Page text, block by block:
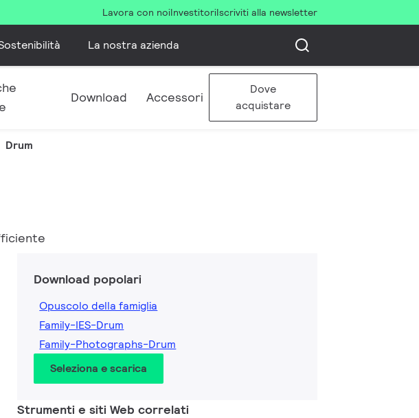
Lavora con noiInvestitoriIscriviti alla newsletter
La nostra azienda
Download Accessori
Dove
acquistare
Drum
Download popolari
Opuscolo della famiglia
Family-IES-Drum
Family-Photographs-Drum
Seleziona e scarica
Strumenti e siti Web correlati